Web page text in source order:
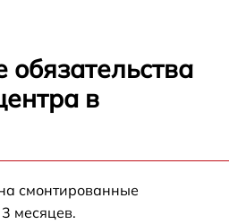
обязательства
в
смонтированные
месяцев.